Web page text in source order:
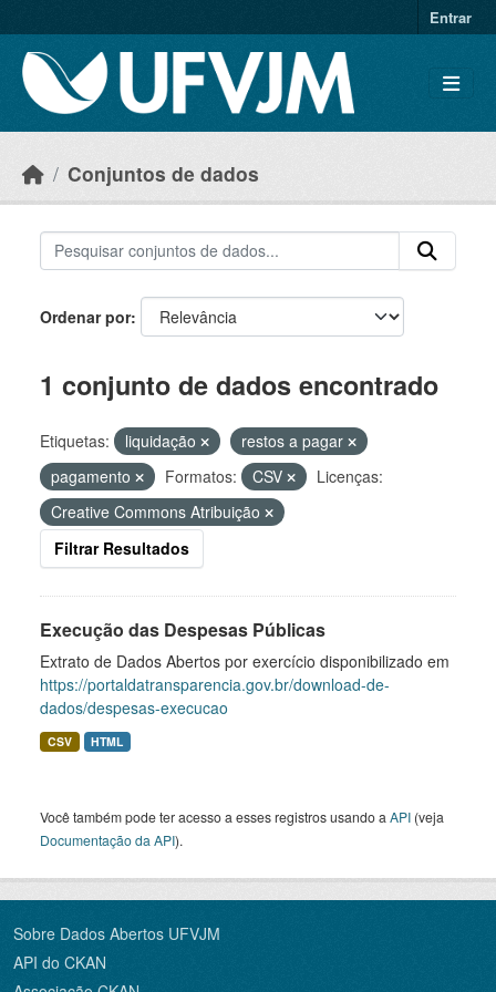
Entrar
Conjuntos de dados
Ordenar por
1 conjunto de dados encontrado
Etiquetas: liquidação
restos a pagar
pagamento
Formatos: CSV
Licenças:
Creative Commons Atribuição
Filtrar Resultados
Execução das Despesas Públicas
Extrato de Dados Abertos por exercício disponibilizado em
https://portaldatransparencia.gov.br/download-de-
dados/despesas-execucao
CSV HTML
Você também pode ter acesso a esses registros usando a API (veja
Documentação da API).
Sobre Dados Abertos UFVJM
API do CKAN